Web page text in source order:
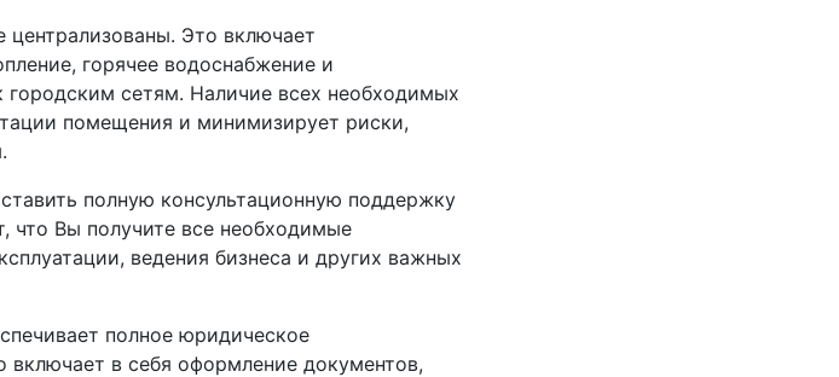
Это включает
горячее водоснабжение и
сетям. Наличие всех необходимых
помещения и минимизирует риски,
полную консультационную поддержку
что Вы получите все необходимые
ведения бизнеса и других важных
полное юридическое
включает в себя оформление документов,